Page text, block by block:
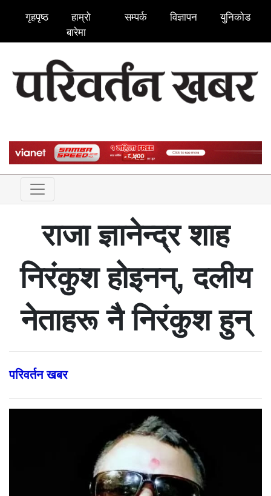
गृहपृष्ठ
हाम्रो
बारेमा
सम्पर्क विज्ञापन युनिकोड
राजा ज्ञानेन्द्र शाह
निरंकुश होइनन्, दलीय
नेताहरू नै निरंकुश हुन्
परिवर्तन खबर